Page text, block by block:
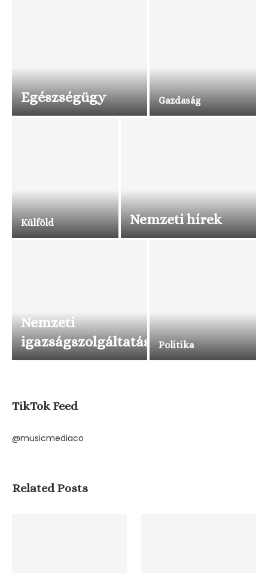
Egészségügy Gazdaság
Külföld Nemzeti hírek
Nemzeti
igazságszolgáltatás
Politika
TikTok Feed
@musicmediaco
Related Posts